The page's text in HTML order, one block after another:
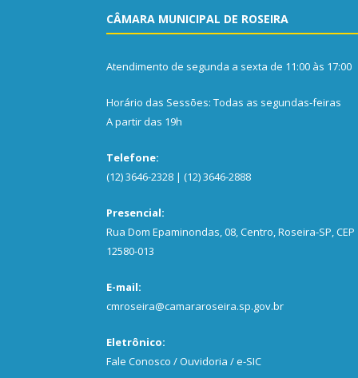
CÂMARA MUNICIPAL DE ROSEIRA
Atendimento de segunda a sexta de 11:00 às 17:00
Horário das Sessões: Todas as segundas-feiras
A partir das 19h
Telefone:
(12) 3646-2328 | (12) 3646-2888
Presencial:
Rua Dom Epaminondas, 08, Centro, Roseira-SP, CEP
12580-013
E-mail:
cmroseira@camararoseira.sp.gov.br
Eletrônico:
Fale Conosco / Ouvidoria / e-SIC